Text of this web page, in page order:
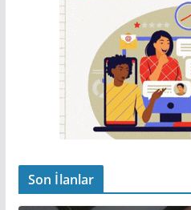
Son İlanlar